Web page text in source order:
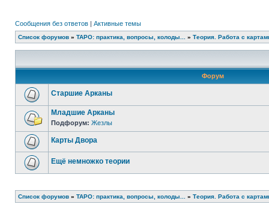
Сообщения без ответов | Активные темы
Список форумов » ТАРО: практика, вопросы, колоды... » Теория. Работа с
Форум
Старшие Арканы
Младшие Арканы
Подфорум: Жезлы
Карты Двора
Ещё немножко теории
Список форумов » ТАРО: практика, вопросы, колоды... » Теория. Работа с